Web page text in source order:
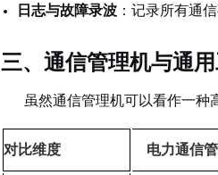
日志与故障录波 ：记录所有通
三、通信管理机与通
虽然通信管理机可以看作一种
对比维度 电力通信